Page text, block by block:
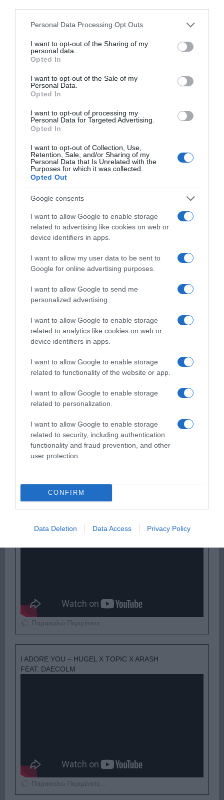
Please note that this website/app uses one or more Google
not limited to your visit or usage behaviour. You may click to
grant or deny consent to Google and its third-party tags to
use your data for below specified purposes in below Google
consent section.
Personal Data Processing Opt Outs
I want to opt-out of the Sharing of my
personal data.
Opted In
I want to opt-out of the Sale of my
Personal Data.
Opted In
I want to opt-out of processing my
Personal Data for Targeted Advertising.
Opted In
I want to opt-out of Collection, Use,
Retention, Sale, and/or Sharing of my
Personal Data that Is Unrelated with the
Purposes for which it was collected.
Opted Out
Google consents
I want to allow Google to enable storage
related to advertising like cookies on web or
device identifiers in apps.
I want to allow my user data to be sent to
Google for online advertising purposes.
I want to allow Google to send me
personalized advertising.
I want to allow Google to enable storage
related to analytics like cookies on web or
device identifiers in apps.
I want to allow Google to enable storage
related to functionality of the website or app.
I want to allow Google to enable storage
related to personalization.
I want to allow Google to enable storage
related to security, including authentication
functionality and fraud prevention, and other
user protection.
CONFIRM
Data Deletion Data Access Privacy Policy
ΛΟΓΑΡΙΑΣΜΟΣ - ΛΙΟΛΙΟΥ ΚΑΤΕΡΙΝΑ
Παρακαλώ Περιμένετε...
ΔΕΥΤΕΡΑ – ΡΕΜΟΣ ΑΝΤΩΝΗΣ
Παρακαλώ Περιμένετε...
ΝΙΚΟΣ
Παρακαλώ Περιμένετε...
I ADORE YOU – HUGEL X TOPIC X ARASH
FEAT. DAECOLM
Παρακαλώ Περιμένετε...